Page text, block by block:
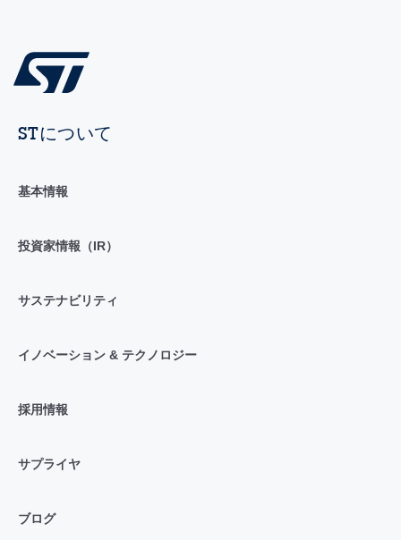
STについて
基本情報
投資家情報（IR）
サステナビリティ
イノベーション & テクノロジー
採用情報
サプライヤ
ブログ